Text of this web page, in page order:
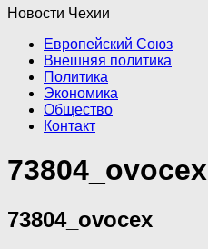
Новости Чехии
Европейский Союз
Внешняя политика
Политика
Экономика
Общество
Контакт
73804_ovocex
73804_ovocex